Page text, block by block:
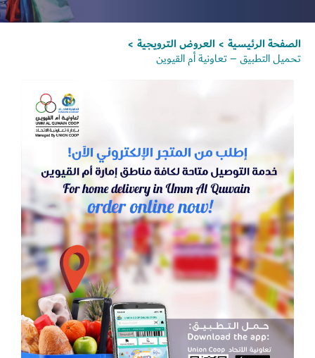
الصفحة الرئيسية > العروض الترويجية >
تحميل التطبيق – تعاونية أم القيوين